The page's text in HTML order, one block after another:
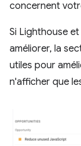
concernent
Si Lighthouse
améliorer, la
utiles pour
n'afficher que